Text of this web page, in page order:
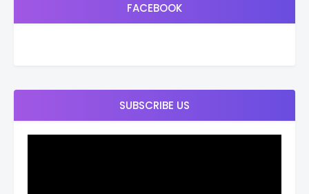
FACEBOOK
SUBSCRIBE US